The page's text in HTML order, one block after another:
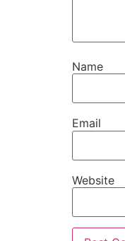
Name
Email
Website